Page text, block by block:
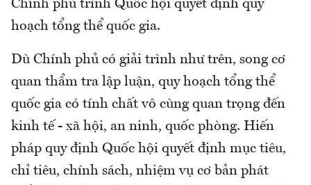
Chính phủ trình Quốc hội quyết định quy
hoạch tổng thể quốc gia.
Dù Chính phủ có giải trình như trên, song cơ
quan thẩm tra lập luận, quy hoạch tổng thể
quốc gia có tính chất vô cùng quan trọng đến
kinh tế - xã hội, an ninh, quốc phòng. Hiến
pháp quy định Quốc hội quyết định mục tiêu,
chỉ tiêu, chính sách, nhiệm vụ cơ bản phát